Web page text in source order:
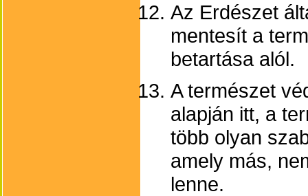
Az Erdészet
mentesít a
betartása alól.
A természet
alapján itt, a
több olyan
amely más,
lenne.